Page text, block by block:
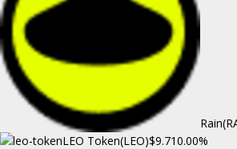
LEO Token(LEO)$9.710.00%